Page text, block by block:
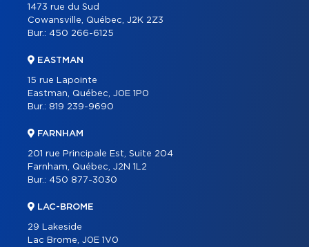
1473 rue du Sud
Cowansville, Québec, J2K 2Z3
Bur.: 450 266-6125
EASTMAN
15 rue Lapointe
Eastman, Québec, J0E 1P0
Bur.: 819 239-9690
FARNHAM
201 rue Principale Est, Suite 204
Farnham, Québec, J2N 1L2
Bur.: 450 877-3030
LAC-BROME
29 Lakeside
Lac Brome, J0E 1V0